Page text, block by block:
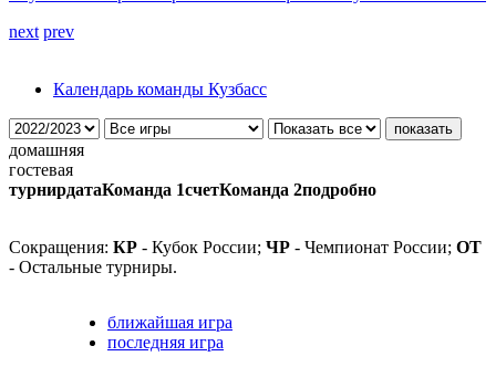
next prev
Календарь команды Кузбасс
домашняя
гостевая
турнирдатаКоманда 1счетКоманда 2подробно
Сокращения: КР - Кубок России; ЧР - Чемпионат России; ОТ
- Остальные турниры.
ближайшая игра
последняя игра